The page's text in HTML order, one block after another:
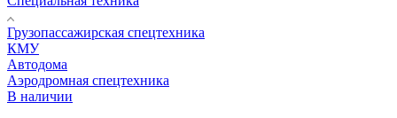
Грузопассажирская спецтехника
КМУ
Автодома
Аэродромная спецтехника
В наличии